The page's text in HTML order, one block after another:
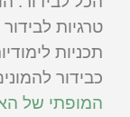
טרגיות
תכניות
כבידור
המופתי של